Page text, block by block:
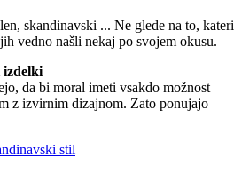
skandinavski ... Ne glede na to, kateri
vedno našli nekaj po svojem okusu.
izdelki
da bi moral imeti vsakdo možnost
z izvirnim dizajnom. Zato ponujajo